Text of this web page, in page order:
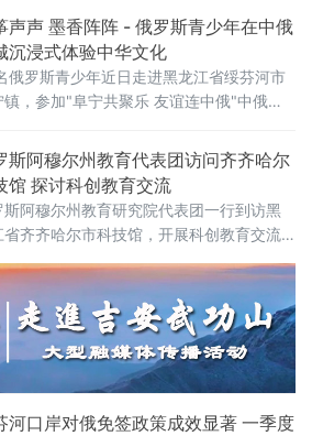
览
绥芬河至莫斯科铁路跨境运输进入高频次
阶段。据雄飞集团业内人士称，本次班列
主要是来自全国40多个城市的 汽车配件、
、鞋帽、服装、工艺品、化工品、食品、
等数十个品类、378箱
声声 墨香阵阵 - 俄罗斯青少年在中俄
沉浸式体验中华文化
俄罗斯青少年近日走进黑龙江省绥芬河市
镇，参加"阜宁共聚乐 友谊连中俄"中俄文
华优秀传统文化，共绘中俄睦邻友好新图
斯阿穆尔州教育代表团访问齐齐哈尔
馆 探讨科创教育交流
斯阿穆尔州教育研究院代表团一行到访黑
省齐齐哈尔市科技馆，开展科创教育交流
与科技创新领域的合作空间。
河口岸对俄免签政策成效显著 一季度